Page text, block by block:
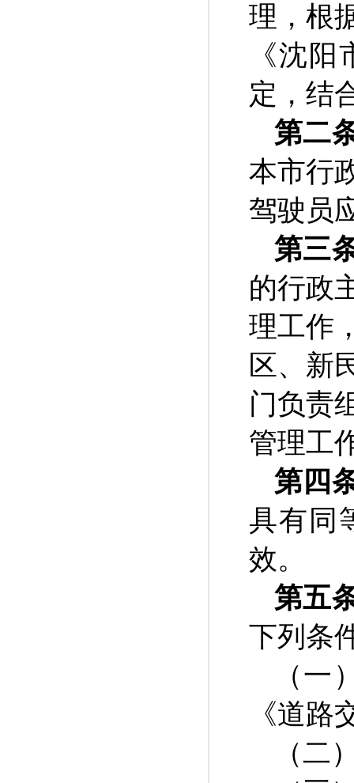
理，根
《沈
定，结
第二
本市行
驾驶员
第三
的行政
理工作
区、新
门负责
管理工
第四
具有同
效。
第五
下列
（
《道
（二